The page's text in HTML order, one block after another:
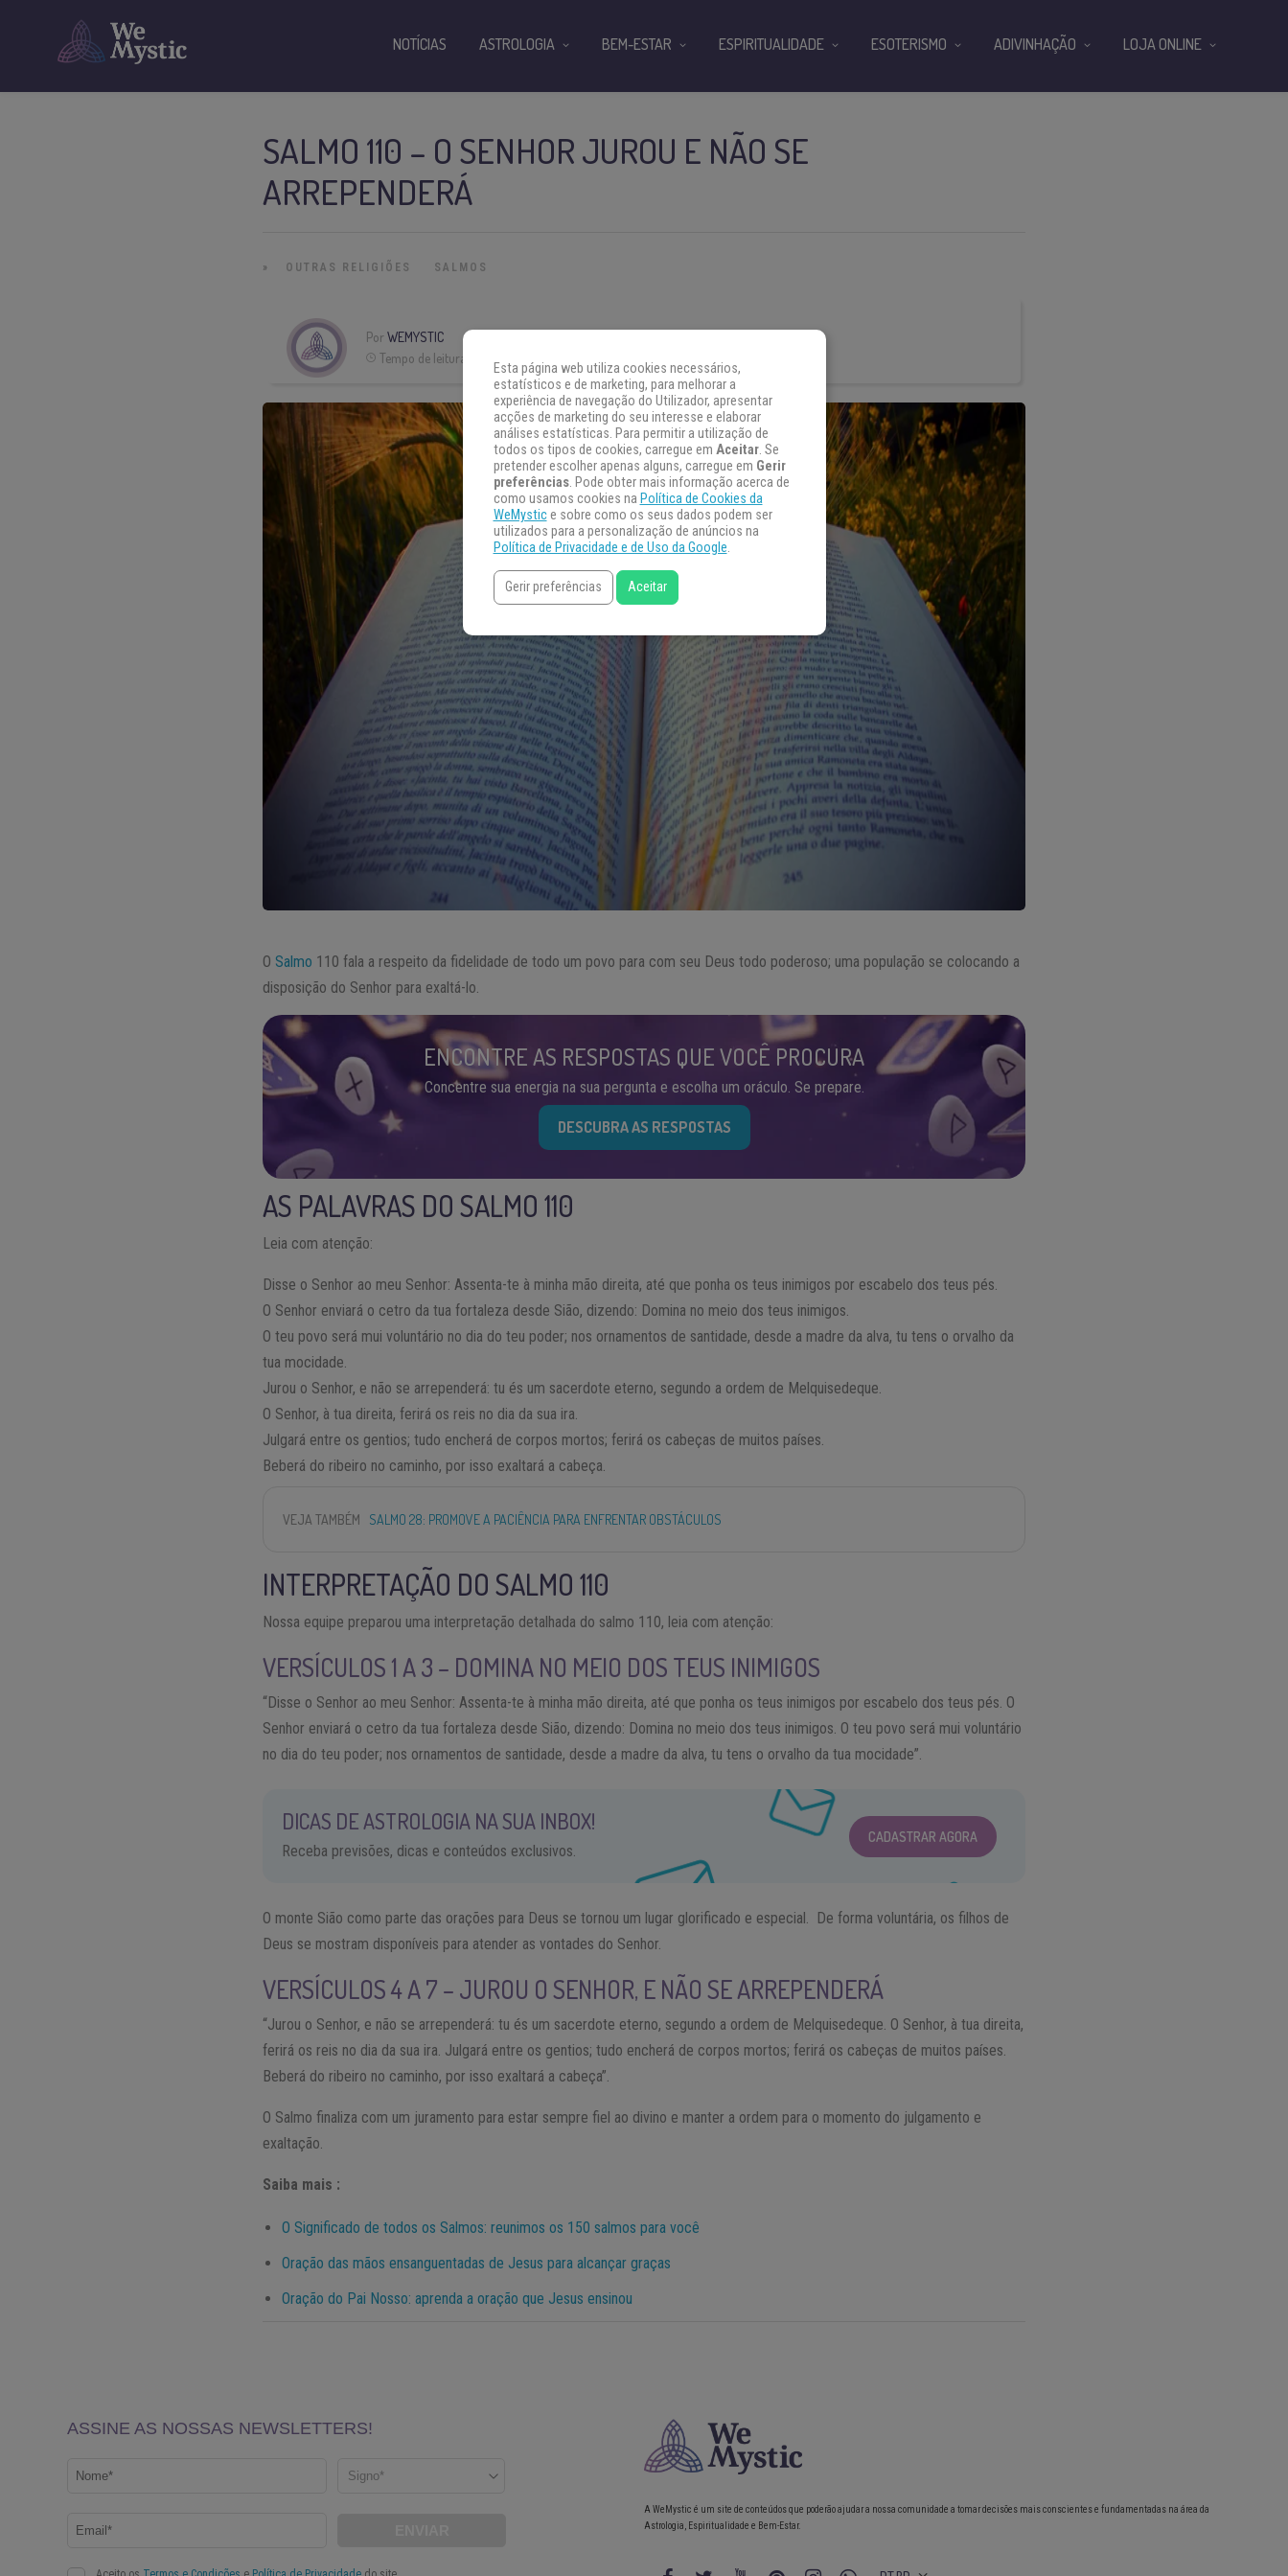
SALMO 110 – O SENHOR JUROU E NÃO SE
ARREPENDERÁ
» OUTRAS RELIGIÕES SALMOS
PorWEMYSTIC
Tempo de leitura:
O Salmo 110 fala a respeito da fidelidade de todo um povo para com seu Deus todo poderoso; uma população se colocando a
disposição do Senhor para exaltá-lo.
ENCONTRE AS RESPOSTAS QUE VOCÊ PROCURA
Concentre sua energia na sua pergunta e escolha um oráculo. Se prepare.
DESCUBRA AS RESPOSTAS
AS PALAVRAS DO SALMO 110
Leia com atenção:
Disse o Senhor ao meu Senhor: Assenta-te à minha mão direita, até que ponha os teus inimigos por escabelo dos teus pés.
O Senhor enviará o cetro da tua fortaleza desde Sião, dizendo: Domina no meio dos teus inimigos.
O teu povo será mui voluntário no dia do teu poder; nos ornamentos de santidade, desde a madre da alva, tu tens o orvalho da
tua mocidade.
Jurou o Senhor, e não se arrependerá: tu és um sacerdote eterno, segundo a ordem de Melquisedeque.
O Senhor, à tua direita, ferirá os reis no dia da sua ira.
Julgará entre os gentios; tudo encherá de corpos mortos; ferirá os cabeças de muitos países.
Beberá do ribeiro no caminho, por isso exaltará a cabeça.
VEJA TAMBÉM SALMO 28: PROMOVE A PACIÊNCIA PARA ENFRENTAR OBSTÁCULOS
INTERPRETAÇÃO DO SALMO 110
Nossa equipe preparou uma interpretação detalhada do salmo 110, leia com atenção:
VERSÍCULOS 1 A 3 – DOMINA NO MEIO DOS TEUS INIMIGOS
“Disse o Senhor ao meu Senhor: Assenta-te à minha mão direita, até que ponha os teus inimigos por escabelo dos teus pés. O
Senhor enviará o cetro da tua fortaleza desde Sião, dizendo: Domina no meio dos teus inimigos. O teu povo será mui voluntário
no dia do teu poder; nos ornamentos de santidade, desde a madre da alva, tu tens o orvalho da tua mocidade”.
DICAS DE ASTROLOGIA NA SUA INBOX!
Receba previsões, dicas e conteúdos exclusivos.
CADASTRAR AGORA
O monte Sião como parte das orações para Deus se tornou um lugar glorificado e especial. De forma voluntária, os filhos de
Deus se mostram disponíveis para atender as vontades do Senhor.
VERSÍCULOS 4 A 7 – JUROU O SENHOR, E NÃO SE ARREPENDERÁ
“Jurou o Senhor, e não se arrependerá: tu és um sacerdote eterno, segundo a ordem de Melquisedeque. O Senhor, à tua direita,
ferirá os reis no dia da sua ira. Julgará entre os gentios; tudo encherá de corpos mortos; ferirá os cabeças de muitos países.
Beberá do ribeiro no caminho, por isso exaltará a cabeça”.
O Salmo finaliza com um juramento para estar sempre fiel ao divino e manter a ordem para o momento do julgamento e
exaltação.
Saiba mais :
O Significado de todos os Salmos: reunimos os 150 salmos para você
Oração das mãos ensanguentadas de Jesus para alcançar graças
Oração do Pai Nosso: aprenda a oração que Jesus ensinou
NOTÍCIAS ASTROLOGIA BEM-ESTAR ESPIRITUALIDADE ESOTERISMO ADIVINHAÇÃO LOJA ONLINE
A WeMystic é um site de conteúdos que poderão ajudar a nossa comunidade a tomar decisões mais conscientes e fundamentadas na área da
Astrologia, Espiritualidade e Bem-Estar.
Esta página web utiliza cookies necessários,
estatísticos e de marketing, para melhorar a
experiência de navegação do Utilizador, apresentar
acções de marketing do seu interesse e elaborar
análises estatísticas. Para permitir a utilização de
todos os tipos de cookies, carregue em Aceitar. Se
pretender escolher apenas alguns, carregue em Gerir
preferências. Pode obter mais informação acerca de
como usamos cookies na Política de Cookies da
WeMystice sobre como os seus dados podem ser
utilizados para a personalização de anúncios na
Política de Privacidade e de Uso da Google.
Gerir preferências Aceitar